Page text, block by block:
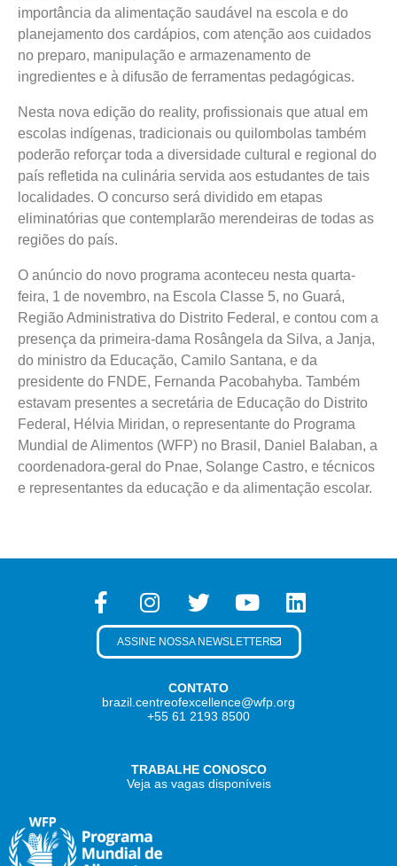
importância da alimentação saudável na escola e do
planejamento dos cardápios, com atenção aos cuidados
no preparo, manipulação e armazenamento de
ingredientes e à difusão de ferramentas pedagógicas.
Nesta nova edição do reality, profissionais que atual em
escolas indígenas, tradicionais ou quilombolas também
poderão reforçar toda a diversidade cultural e regional do
país refletida na culinária servida aos estudantes de tais
localidades. O concurso será dividido em etapas
eliminatórias que contemplarão merendeiras de todas as
regiões do país.
O anúncio do novo programa aconteceu nesta quarta-
feira, 1 de novembro, na Escola Classe 5, no Guará,
Região Administrativa do Distrito Federal, e contou com a
presença da primeira-dama Rosângela da Silva, a Janja,
do ministro da Educação, Camilo Santana, e da
presidente do FNDE, Fernanda Pacobahyba. Também
estavam presentes a secretária de Educação do Distrito
Federal, Hélvia Miridan, o representante do Programa
Mundial de Alimentos (WFP) no Brasil, Daniel Balaban, a
coordenadora-geral do Pnae, Solange Castro, e técnicos
e representantes da educação e da alimentação escolar.
CONTATO
brazil.centreofexcellence@wfp.org
+55 61 2193 8500
TRABALHE CONOSCO
Veja as vagas disponíveis
ASSINE NOSSA NEWSLETTER